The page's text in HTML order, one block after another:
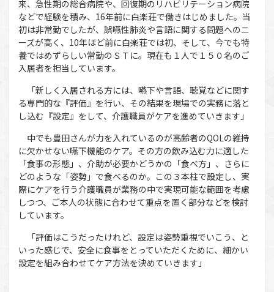
来、急性期の総合病院や、回復期のリハビリテーション病院
などで経験を積み、16年前に白楽荘で働きはじめました。当
初は非常勤でしたが、誤嚥性肺炎や言語に関する問題へのニ
ーズが高く、10年ほど前に白楽荘では初、そして、今でも特
養ではめずらしい常勤のＳＴに。現在も１人で１５０名のご
入居者を担当しています。
「新しく入居される方には、嚥下や言語、聴覚などに関す
る専門的な『評価』を行い、その結果を現場での実務に落と
し込む『設定』をして、介護職員がケアを進めていきます」
中でも豊田さんが力を入れているのが高齢者のQOLの維持
に欠かせない嚥下機能のケア。その方の飲み込む力に適した
「食事の形態」、介助が必要かどうかの「食べ方」、さらに
どのような「姿勢」で食べるのか。この３本柱で設定し、実
際にケアを行う介護職員が業務の中で実現可能な範囲を考慮
しつつ、ご本人の状態に合わせて重点を置く部分などを検討
しています。
「評価はこうだったけれど、設定は姿勢重視でいこう、と
いった感じで、安全に食事をとっていただくために、細かい
設定を組み合わせてケア方法を決めていきます」